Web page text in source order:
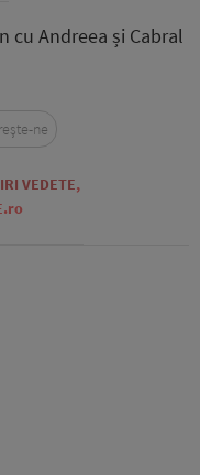
cu Andreea și Cabral
VEDETE,
ne